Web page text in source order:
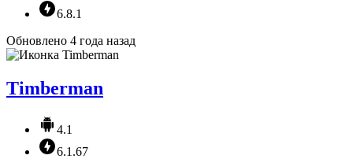
6.8.1
Обновлено 4 года назад
Timberman
4.1
6.1.67